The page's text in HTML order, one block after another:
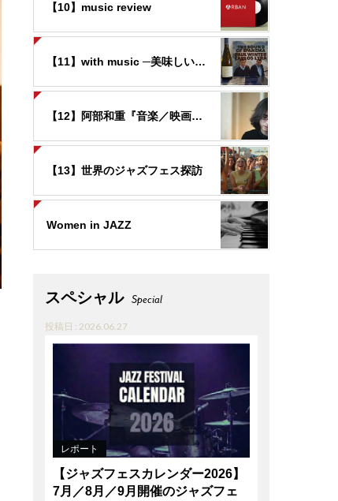
【10】music review
【11】with music ─美味しいお酒と音楽と─
【12】阿部和重『音楽／映画覚書』
【13】世界のジャズフェス探訪
Women in JAZZ
スペシャル Special
投稿日 : 2026.06.27
レポート
【ジャズフェスカレンダー2026】
7月／8月／9月開催のジャズフェ